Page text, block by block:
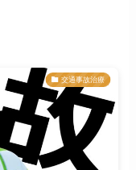
交通事故治療